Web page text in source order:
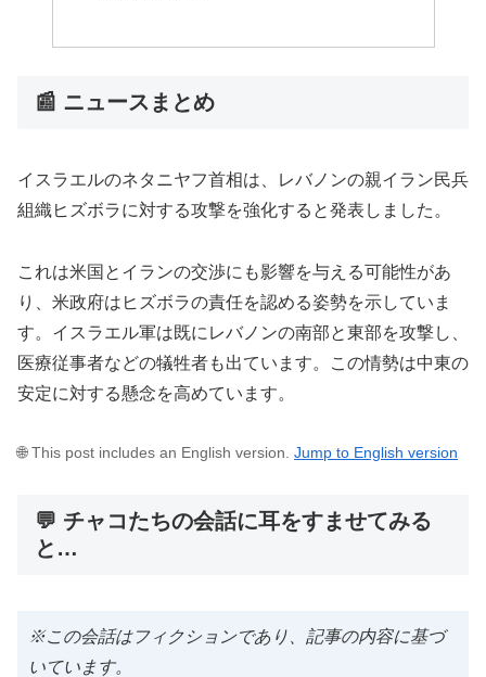
📰 ニュースまとめ
イスラエルのネタニヤフ首相は、レバノンの親イラン民兵
組織ヒズボラに対する攻撃を強化すると発表しました。
これは米国とイランの交渉にも影響を与える可能性があ
り、米政府はヒズボラの責任を認める姿勢を示していま
す。イスラエル軍は既にレバノンの南部と東部を攻撃し、
医療従事者などの犠牲者も出ています。この情勢は中東の
安定に対する懸念を高めています。
🌐 This post includes an English version. Jump to English version
💬 チャコたちの会話に耳をすませてみる
と…
※この会話はフィクションであり、記事の内容に基づ
いています。